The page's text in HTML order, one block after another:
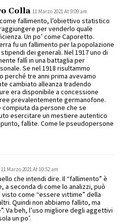
Colla 11 Marzo 2021 At 9:09 am
fallimento, l’obiettivo statistico
per venderlo quale
Un po’ come Caporetto.
fu un fallimento per la popolazione
dei generali. Nel 1917 uno di
fallì in una battaglia per
Se nel 1918 risultammo
perché tre anni prima avevamo
cambiato alleanza tradendo
era disponibile a concessione
prevalentemente germanofone.
compiuta da persone che se
esercitare un mestiere autentico
fallite. Come le pseudopersone
11 Marzo 2021 At 10:52 am
che intendi dire. Il “fallimento” è
a seconda di come lo analizzi, può
come “essere vittime” della
Quindi non abbiamo fallito, ma
Va beh, l’uso migliore degli aggettivi
un po’.